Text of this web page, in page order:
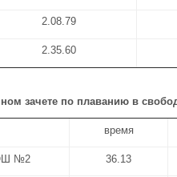
2.08.79
2.35.60
зачете по плаванию в
время
№2 36.13